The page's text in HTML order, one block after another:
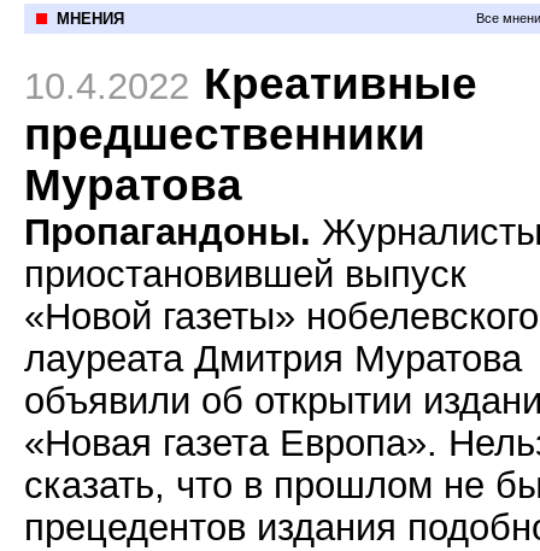
МНЕНИЯ Все
10.4.2022 Креативные
предшественники
Муратова
Пропагандоны.
приостановившей выпуск
«Новой газеты» нобелевского
лауреата Дмитрия Муратова
объявили об открытии
«Новая газета Европа».
сказать, что в прошлом не
прецедентов издания